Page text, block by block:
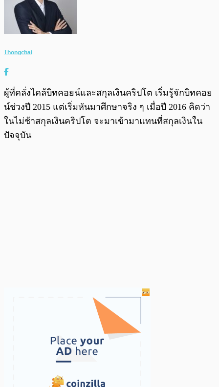
Thongchai
ผู้ที่คลั่งไคล้บิทคอยน์และสกุลเงินคริปโต เริ่มรู้จักบิทคอย
น์ช่วงปี 2015 แต่เริ่มหันมาศึกษาจริง ๆ เมื่อปี 2016 คิดว่า
ในไม่ช้าสกุลเงินคริปโต จะมาเข้ามาแทนที่สกุลเงินใน
ปัจจุบัน